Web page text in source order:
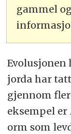
gammel
Evolusjonen
jorda har
gjennom
eksempel er
orm som